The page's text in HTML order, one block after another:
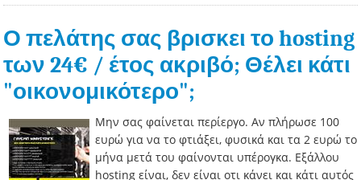
Ο πελάτης σας βρισκει το hosting
των 24€ / έτος ακριβό; Θέλει κάτι
"οικονομικότερο";
Μην σας φαίνεται περίεργο. Αν πλήρωσε 100
ευρώ για να το φτιάξει, φυσικά και τα 2 ευρώ το
μήνα μετά του φαίνονται υπέρογκα. Εξάλλου
hosting είναι, δεν είναι οτι κάνει και κάτι αυτός